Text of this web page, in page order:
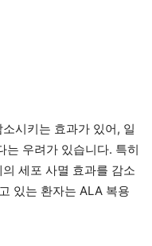
시키는 효과가 있어, 일
는 우려가 있습니다. 특히
세포 사멸 효과를 감소
있는 환자는 ALA 복용